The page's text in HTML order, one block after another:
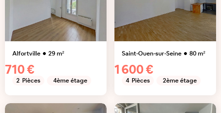
Alfortville 29m²
710 €
2 Pièces 4ème étage
Saint-Ouen-sur-Seine 80m²
1 600 €
4 Pièces 2ème étage